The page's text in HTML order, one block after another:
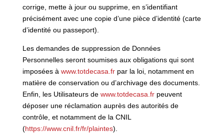
corrige, mette à jour ou supprime, en s’identifiant
précisément avec une copie d’une pièce d’identité (carte
d’identité ou passeport).
Les demandes de suppression de Données
Personnelles seront soumises aux obligations qui sont
imposées à www.totdecasa.frpar la loi, notamment en
matière de conservation ou d’archivage des documents.
Enfin, les Utilisateurs de www.totdecasa.frpeuvent
déposer une réclamation auprès des autorités de
contrôle, et notamment de la CNIL
(https://www.cnil.fr/fr/plaintes).